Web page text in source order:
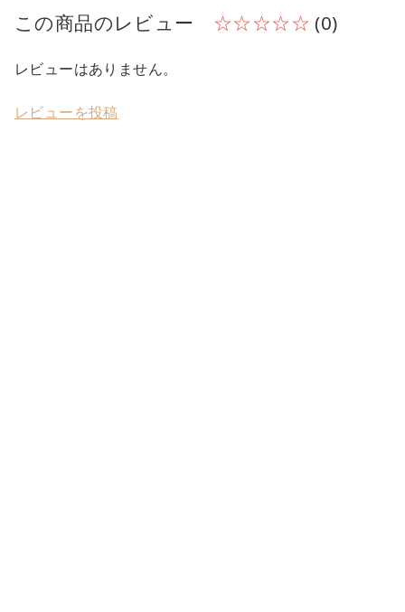
この商品のレビュー ☆☆☆☆☆(0)
レビューはありません。
レビューを投稿